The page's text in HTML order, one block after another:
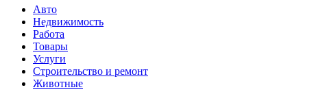
Авто
Недвижимость
Работа
Товары
Услуги
Строительство и ремонт
Животные